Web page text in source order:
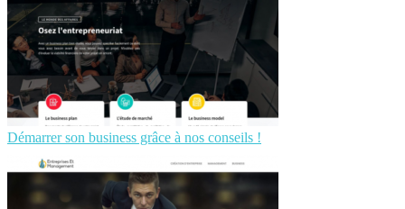
Démarrer son business grâce à nos conseils !